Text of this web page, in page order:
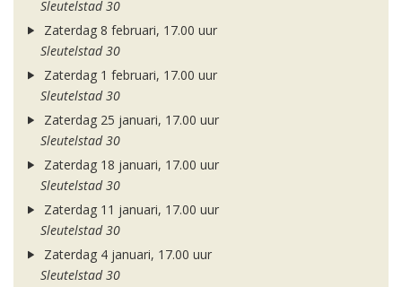
Sleutelstad 30
Zaterdag 8 februari, 17.00 uur
Sleutelstad 30
Zaterdag 1 februari, 17.00 uur
Sleutelstad 30
Zaterdag 25 januari, 17.00 uur
Sleutelstad 30
Zaterdag 18 januari, 17.00 uur
Sleutelstad 30
Zaterdag 11 januari, 17.00 uur
Sleutelstad 30
Zaterdag 4 januari, 17.00 uur
Sleutelstad 30